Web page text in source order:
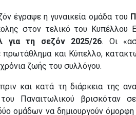
έγραψε η γυναικεία ομάδα του
στον τελικό του Κυπέλλου
για τη σεζόν 2025/26. Οι
και Κύπελλο,
ζωής του συλλόγου.
και κατά τη διάρκεια της
Παναιτωλικού βρισκόταν σε
ομάδων να δημιουργούν